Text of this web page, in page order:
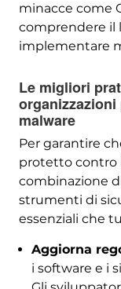
minacce come
comprendere il
implementare
Le migliori
malware
Per garantire
protetto contro
combinazione
strumenti di
essenziali che
Aggiorna
i software e i